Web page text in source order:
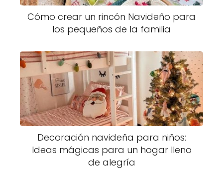
Cómo crear un rincón Navideño para
los pequeños de la familia
Decoración navideña para niños:
Ideas mágicas para un hogar lleno
de alegría